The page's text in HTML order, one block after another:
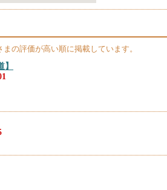
の評価が高い順に掲載しています。